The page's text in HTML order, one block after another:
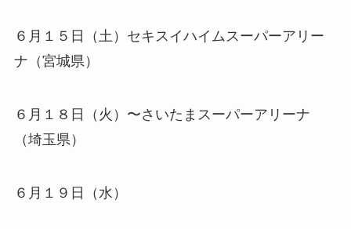
６月１５日（土）セキスイハイムスーパーアリー
ナ（宮城県）
６月１８日（火）〜さいたまスーパーアリーナ
（埼玉県）
６月１９日（水）